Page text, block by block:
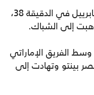
وانهارت معنويات العين، فاستقبل الهدف الثالث عن طريق مهاجم النصر أنجيلو غابرييل في الدقيقة 38،
إلى الشباك.
56 وصلت الكرة إلى لاعب وسط الفريق الإماراتي
بينتو وتهادت إلى